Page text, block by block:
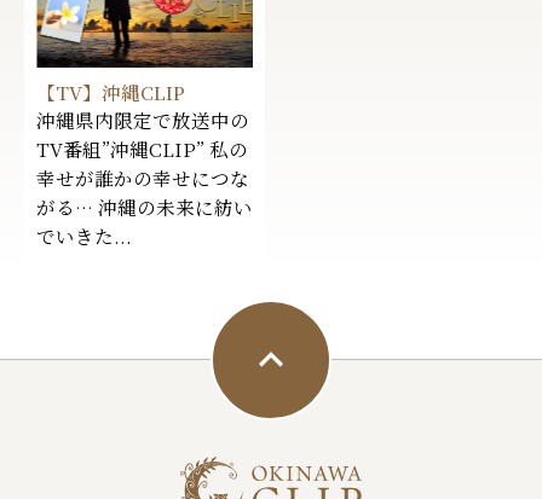
【TV】沖縄CLIP
沖縄県内限定で放送中の
TV番組”沖縄CLIP” 私の
幸せが誰かの幸せにつな
がる… 沖縄の未来に紡い
でいきた...